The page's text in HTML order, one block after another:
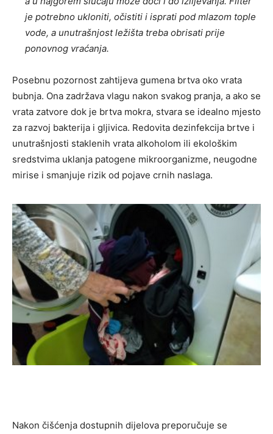
je potrebno ukloniti, očistiti i isprati pod mlazom tople
vode, a unutrašnjost ležišta treba obrisati prije
ponovnog vraćanja.
Posebnu pozornost zahtijeva gumena brtva oko vrata
bubnja. Ona zadržava vlagu nakon svakog pranja, a ako se
vrata zatvore dok je brtva mokra, stvara se idealno mjesto
za razvoj bakterija i gljivica. Redovita dezinfekcija brtve i
unutrašnjosti staklenih vrata alkoholom ili ekološkim
sredstvima uklanja patogene mikroorganizme, neugodne
mirise i smanjuje rizik od pojave crnih naslaga.
Nakon čišćenja dostupnih dijelova preporučuje se